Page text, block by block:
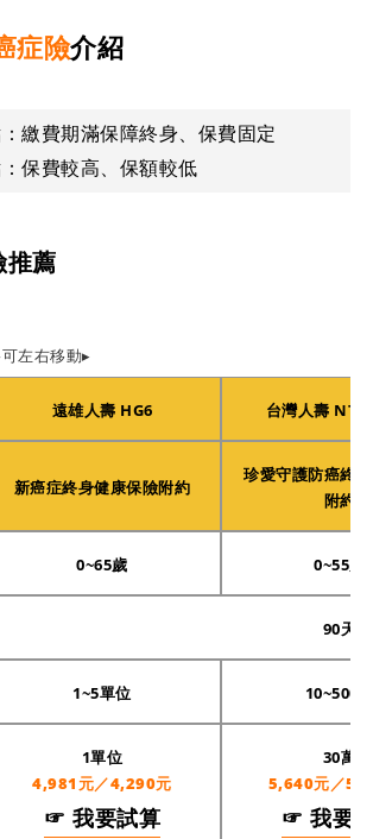
症險介紹
繳費期滿保障終身、保費固定
保費較高、保額較低
推薦
左右移動▸
遠雄人壽 HG6 台灣人壽
新癌症終身健康保險附約
珍愛守護防癌終
附約
0~65歲 0~55歲
90天
1~5單位 10~500
1單位
4,981元／4,290元
☞ 我要試算
30萬
5,640元／
☞ 我要